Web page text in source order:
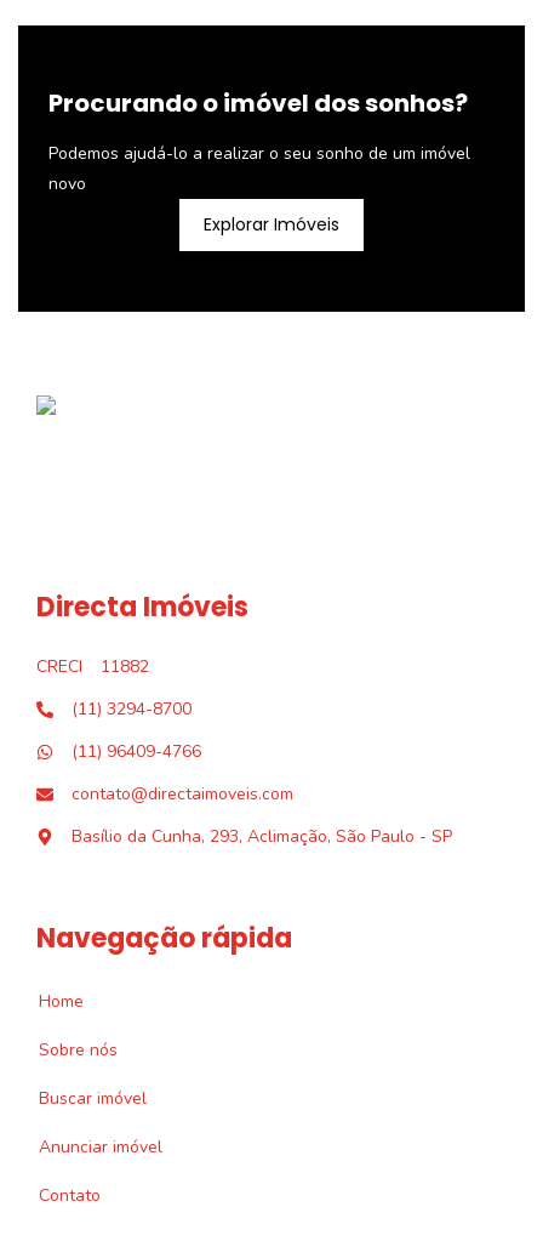
Procurando o imóvel dos sonhos?
Podemos ajudá-lo a realizar o seu sonho de um imóvel
novo
Explorar Imóveis
Directa Imóveis
CRECI
11882
(11) 3294-8700
(11) 96409-4766
contato@directaimoveis.com
Basílio da Cunha, 293, Aclimação, São Paulo - SP
Navegação rápida
Home
Sobre nós
Buscar imóvel
Anunciar imóvel
Contato